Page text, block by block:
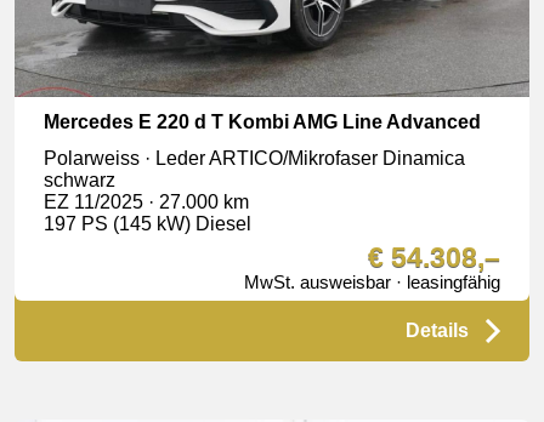
Mercedes E 220 d T Kombi AMG Line Advanced
Polarweiss · Leder ARTICO/Mikrofaser Dinamica
schwarz
EZ 11/2025 · 27.000 km
197 PS (145 kW) Diesel
€ 54.308,–
MwSt. ausweisbar · leasingfähig
Details